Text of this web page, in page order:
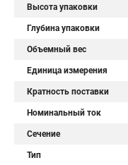
Высота упаковки
Глубина упаковки
Объемный вес
Единица измерения
Кратность поставки
Номинальный ток
Сечение
Тип